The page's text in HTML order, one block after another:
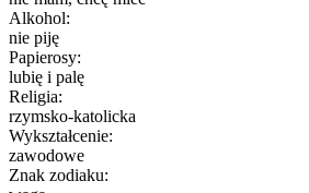
Alkohol:
nie piję
Papierosy:
lubię i palę
Religia:
rzymsko-katolicka
Wykształcenie:
zawodowe
Znak zodiaku: